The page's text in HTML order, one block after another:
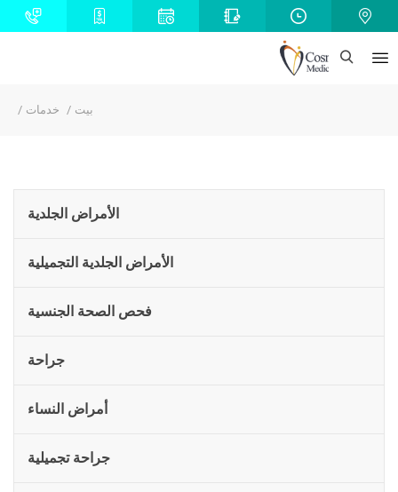
بيت خدمات
الأمراض الجلدية
الأمراض الجلدية التجميلية
فحص الصحة الجنسية
جراحة
أمراض النساء
جراحة تجميلية